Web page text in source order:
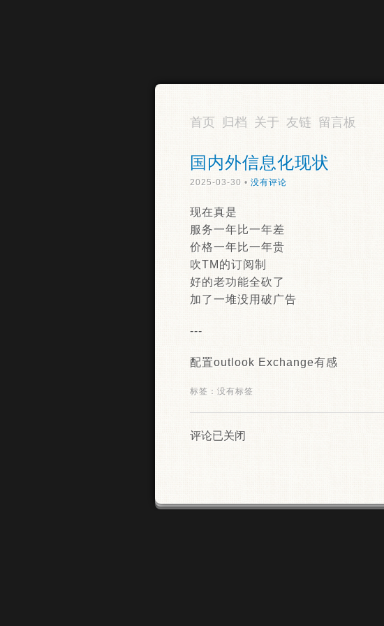
首页 归档 关于 友链 留言板
国内外信息化现状
2025-03-30 • 没有评论
现在真是
服务一年比一年差
​价格一年比一年贵
​吹TM的订阅制
​好的老功能全砍了
​加了一堆没用破广告
​---
配置outlook Exchange有感
标签：没有标签
评论已关闭